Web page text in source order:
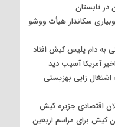
در تابستان
سکاندار هیأت ووشو
به دام پلیس کیش افتاد
تسهیلات اشتغال زایی بهزیستی
اقتصادی جزیره کیش
۳۵۰ نفر از ساکنان کیش برای مراسم اربعین